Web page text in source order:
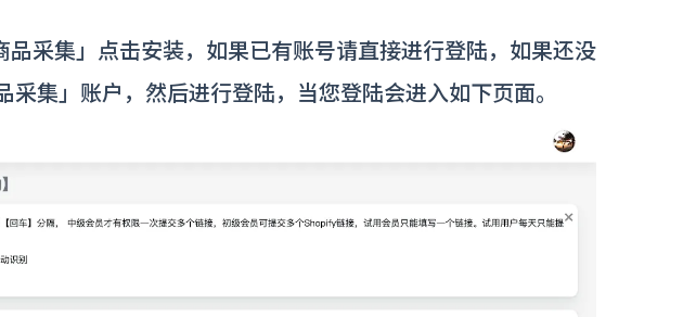
采集」点击安装，如果已有账号请直接进行登陆，如果还没
集」账户，然后进行登陆，当您登陆会进入如下页面。